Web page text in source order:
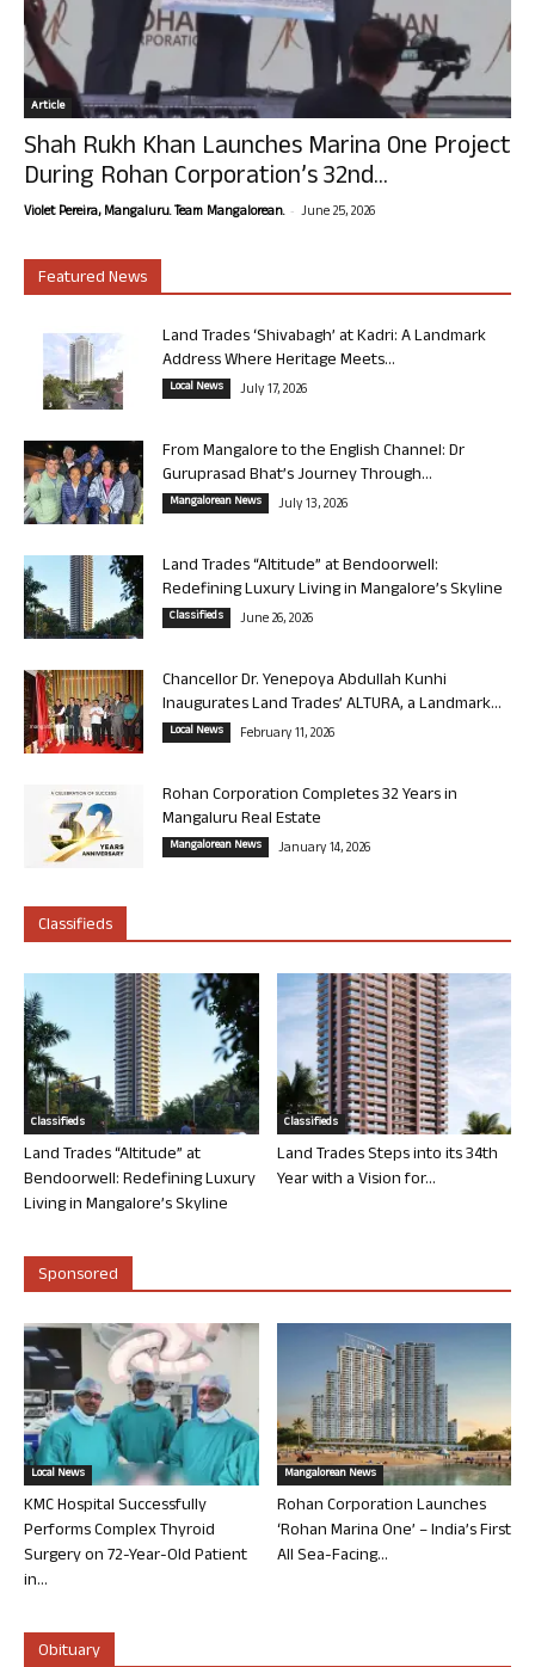
Article
Shah Rukh Khan Launches Marina One Project
During Rohan Corporation’s 32nd...
Violet Pereira, Mangaluru. Team Mangalorean. - June 25, 2026
Featured News
Land Trades ‘Shivabagh’ at Kadri: A Landmark
Address Where Heritage Meets...
Local News July 17, 2026
From Mangalore to the English Channel: Dr
Guruprasad Bhat’s Journey Through...
Mangalorean News July 13, 2026
Land Trades “Altitude” at Bendoorwell:
Redefining Luxury Living in Mangalore’s Skyline
Classifieds June 26, 2026
Chancellor Dr. Yenepoya Abdullah Kunhi
Inaugurates Land Trades’ ALTURA, a Landmark...
Local News February 11, 2026
Rohan Corporation Completes 32 Years in
Mangaluru Real Estate
Mangalorean News January 14, 2026
Classifieds
Classifieds
Land Trades “Altitude” at
Bendoorwell: Redefining Luxury
Living in Mangalore’s Skyline
Classifieds
Land Trades Steps into its 34th
Year with a Vision for...
Sponsored
Local News
KMC Hospital Successfully
Performs Complex Thyroid
Surgery on 72-Year-Old Patient
in...
Mangalorean News
Rohan Corporation Launches
‘Rohan Marina One’ – India’s First
All Sea-Facing...
Obituary